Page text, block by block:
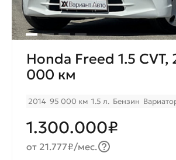
Honda Freed 1.5 CVT,
000 км
2014 95 000 км 1.5 л. Бензин
1.300.000₽
от 21.777₽/мес.